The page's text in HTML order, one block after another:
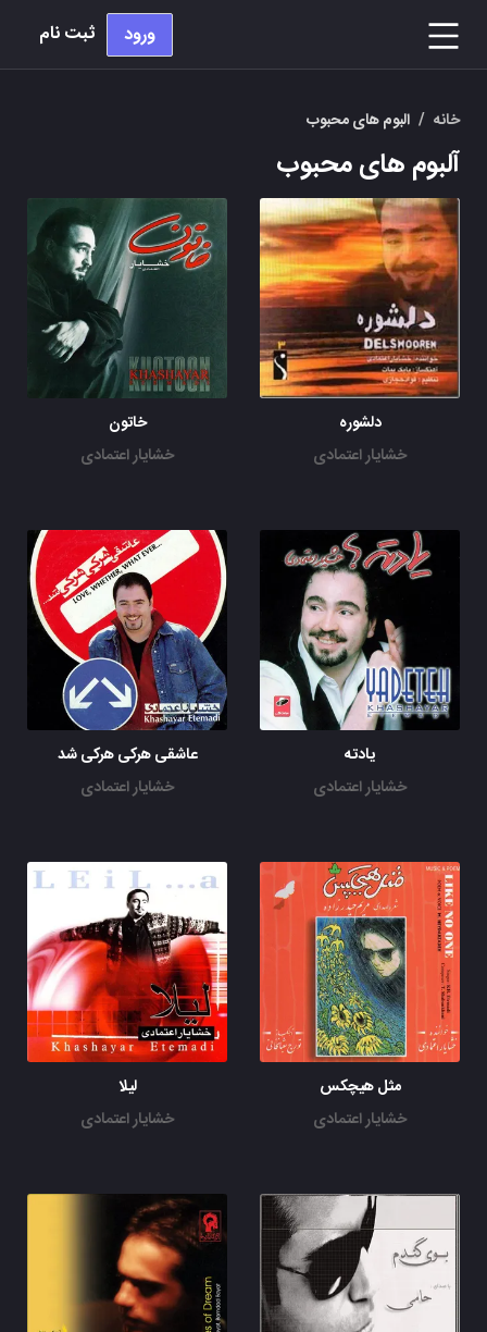
ورود ثبت نام
خانه / البوم های محبوب
آلبوم های محبوب
دلشوره
خشایار اعتمادی
خاتون
خشایار اعتمادی
یادته
خشایار اعتمادی
عاشقی هرکی هرکی شد
خشایار اعتمادی
مثل هیچکس
خشایار اعتمادی
لیلا
خشایار اعتمادی